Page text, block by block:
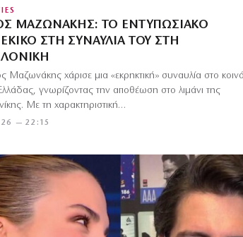
ΜΑΖΩΝΆΚΗΣ: ΤΟ ΕΝΤΥΠΩΣΙΑΚΌ
ΣΤΗ ΣΥΝΑΥΛΊΑ ΤΟΥ ΣΤΗ
— 22:15
Μαζωνάκης χάρισε μια «εκρηκτική» συναυλία στο
γνωρίζοντας την αποθέωση στο λιμάνι της
Με τη χαρακτηριστική…